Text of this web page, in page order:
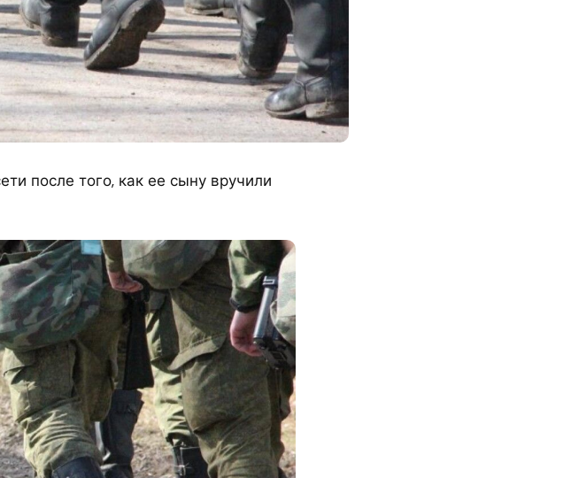
после того, как ее сыну вручили